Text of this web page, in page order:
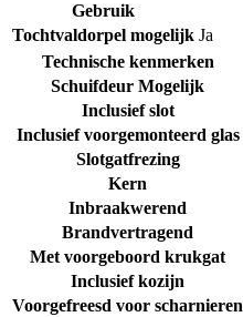
Gebruik
Tochtvaldorpel mogelijk Ja
Technische kenmerken
Schuifdeur Mogelijk
Inclusief slot
Inclusief voorgemonteerd glas
Slotgatfrezing
Kern
Inbraakwerend
Brandvertragend
Met voorgeboord krukgat
Inclusief kozijn
Voorgefreesd voor scharnieren